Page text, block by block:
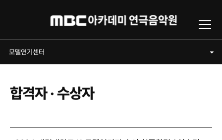
모델연기센터
합격자 · 수상자